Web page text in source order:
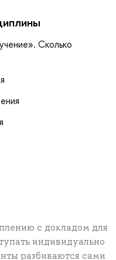
Сколько
с докладом для
индивидуально
разбиваются сами